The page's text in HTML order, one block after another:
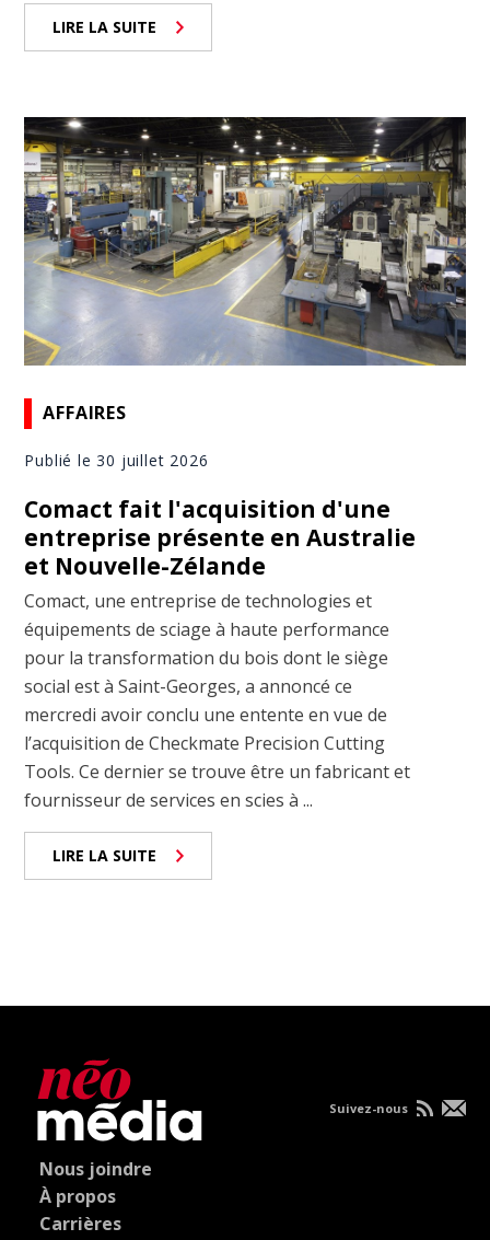
LIRE LA SUITE
AFFAIRES
Publié le 30 juillet 2026
Comact fait l'acquisition d'une
entreprise présente en Australie
et Nouvelle-Zélande
Comact, une entreprise de technologies et
équipements de sciage à haute performance
pour la transformation du bois dont le siège
social est à Saint-Georges, a annoncé ce
mercredi avoir conclu une entente en vue de
l’acquisition de Checkmate Precision Cutting
Tools. Ce dernier se trouve être un fabricant et
fournisseur de services en scies à ...
LIRE LA SUITE
Nous joindre
À propos
Carrières
Suivez-nous